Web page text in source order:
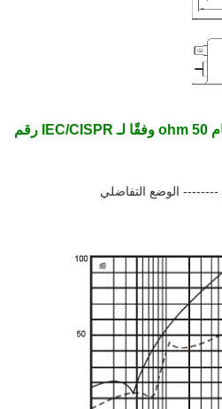
جدول خسائر الإدراج ((في نظام 50 ohm وفقًا لـ IEC/CISPR رقم
-------- الوضع التفاضلي